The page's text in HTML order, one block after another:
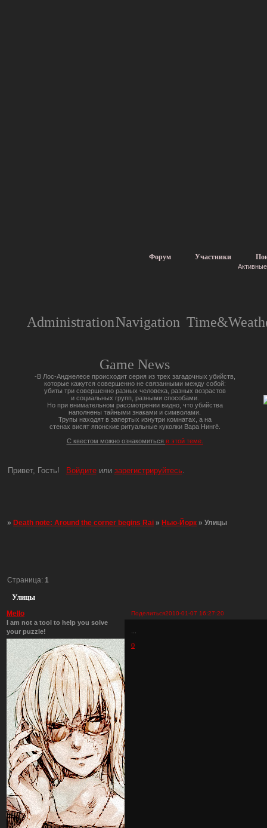
Форум Участники
AdministrationNavigation
Game News
-В Лос-Анджелесе происходит серия из трех загадочных убийств,
которые кажутся совершенно не связанными между собой:
убиты три совершенно разных человека, разных возрастов
и социальных групп, разными способами.
Но при внимательном рассмотрении видно, что убийства
наполнены тайными знаками и символами.
Трупы находят в запертых изнутри комнатах, а на
стенах висят японские ритуальные куколки Вара Нингё.
С квестом можно ознакомиться в этой теме.
Привет, Гость! Войдитеили зарегистрируйтесь.
»Death note: Around the corner begins Rai »Нью-Йорк »Улицы
Улицы
Страница: 1
Поделиться2010-01-07 16:27:20
Mello
I am not a tool to help you solve
your puzzle!
0